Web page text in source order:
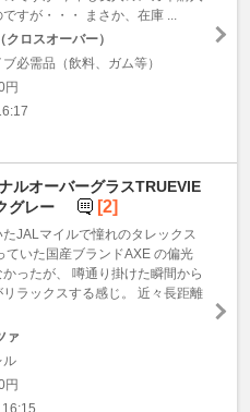
すが・・・ まさか、在庫 ...
クロスオーバー）
必需品（飲料、ガム等）
円
ルオーバーグラスTRUEVIE
グレー
[2]
JALマイルで憧れのタレックス
ていた国産ブランドAXE の偏光
ったが、 噂通り掛けた瞬間から
ラックスする感じ。 近々長距離
ァ
ル
円